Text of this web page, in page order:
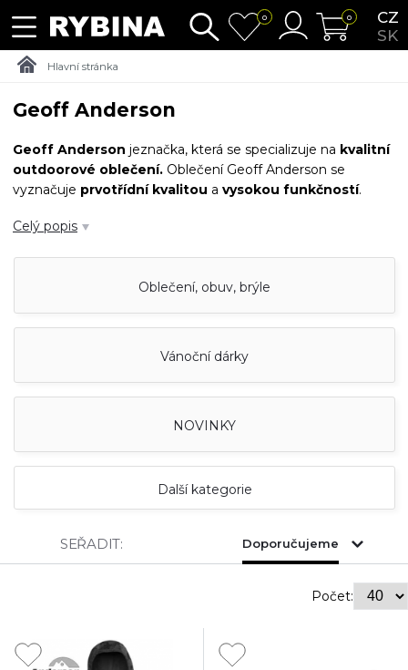
CZ
SK
0 0
Hlavní stránka
Geoff Anderson
Geoff Anderson jeznačka, která se specializuje na kvalitní
outdoorové oblečení. Oblečení Geoff Anderson se
vyznačuje prvotřídní kvalitou a vysokou funkčností.
i v těch nejextrémnějších podmínkách, Geoff Anderson je
Celý popis
Oblečení, obuv, brýle
Vánoční dárky
NOVINKY
Další kategorie
SEŘADIT: Doporučujeme
Počet: